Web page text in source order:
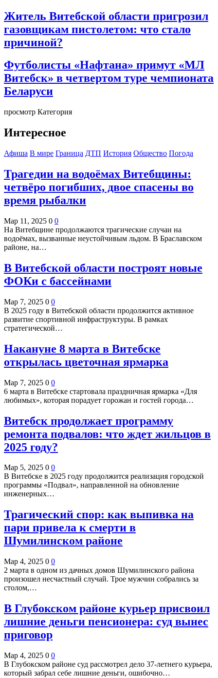
Житель Витебской области пригрозил
газовщикам пистолетом: что стало
причиной?
Футболисты «Нафтана» примут «МЛ
Витебск» в четвертом туре чемпионата
Беларуси
просмотр Категория
Интересное
Афиша В мире Граница ДТП История Общество Погода
Трагедии на водоёмах Витебщины:
четвёро погибших, двое спасены во
время рыбалки
Мар 11, 2025 0 0
На Витебщине продолжаются трагические случаи на
водоёмах, вызванные неустойчивым льдом. В Браславском
районе, на…
В Витебской области построят новые
ФОКи с бассейнами
Мар 7, 2025 0 0
В 2025 году в Витебской области продолжится активное
развитие спортивной инфраструктуры. В рамках
стратегической…
Накануне 8 марта в Витебске
открылась цветочная ярмарка
Мар 7, 2025 0 0
6 марта в Витебске стартовала праздничная ярмарка «Для
любимых», которая порадует горожан и гостей города…
Витебск продолжает программу
ремонта подвалов: что ждет жильцов в
2025 году?
Мар 5, 2025 0 0
В Витебске в 2025 году продолжится реализация городской
программы «Подвал», направленной на обновление
инженерных…
Трагический спор: как выпивка на
пари привела к смерти в
Шумилинском районе
Мар 4, 2025 0 0
2 марта в одном из дачных домов Шумилинского района
произошел несчастный случай. Трое мужчин собрались за
столом,…
В Глубокском районе курьер присвоил
лишние деньги пенсионера: суд вынес
приговор
Мар 4, 2025 0 0
В Глубокском районе суд рассмотрел дело 37-летнего курьера,
который забрал себе лишние деньги, ошибочно…